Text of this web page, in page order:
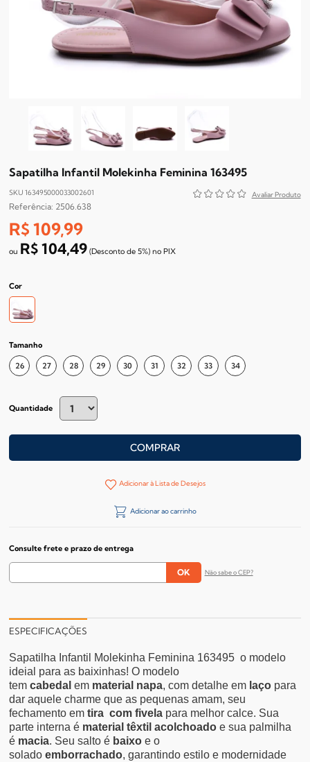
Sapatilha Infantil Molekinha Feminina 163495
SKU 163495000033002601
2506.638
R$ 109,99
R$ 104,49 (Desconto de 5%) no PIX
Cor
Tamanho
26 27 28 29 30 31 32 33 34
Quantidade
COMPRAR
Adicionar à Lista de Desejos
Adicionar ao carrinho
Consulte frete e prazo de entrega
Não sabe o CEP?
ESPECIFICAÇÕES
Sapatilha Infantil Molekinha Feminina 163495 o modelo
ideial para as baixinhas! O modelo
temcabedal em material napa, com detalhe em laço para
dar aquele charme que as pequenas amam, seu
fechamento emtira com fivela para melhor calce. Sua
parte interna é material têxtil acolchoadoe sua palmilha
é macia. Seu salto é baixoe o
solado emborrachado, garantindo estilo e modernidade